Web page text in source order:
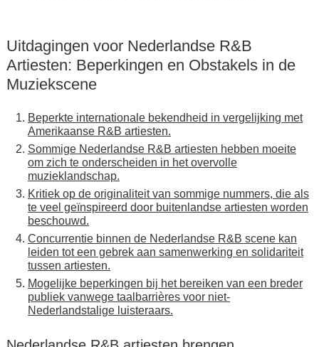
Uitdagingen voor Nederlandse R&B
Artiesten: Beperkingen en Obstakels in de
Muziekscene
Beperkte internationale bekendheid in vergelijking met
Amerikaanse R&B artiesten.
Sommige Nederlandse R&B artiesten hebben moeite
om zich te onderscheiden in het overvolle
muzieklandschap.
Kritiek op de originaliteit van sommige nummers, die als
te veel geïnspireerd door buitenlandse artiesten worden
beschouwd.
Concurrentie binnen de Nederlandse R&B scene kan
leiden tot een gebrek aan samenwerking en solidariteit
tussen artiesten.
Mogelijke beperkingen bij het bereiken van een breder
publiek vanwege taalbarrières voor niet-
Nederlandstalige luisteraars.